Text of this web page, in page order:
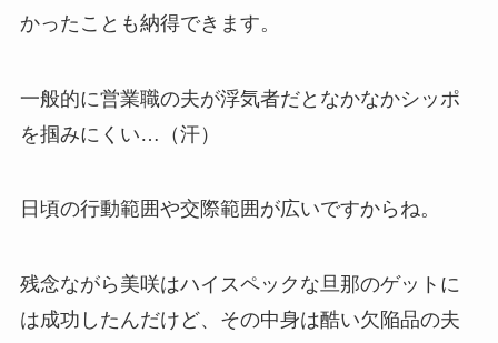
かったことも納得できます。
一般的に営業職の夫が浮気者だとなかなかシッポ
を掴みにくい…（汗）
日頃の行動範囲や交際範囲が広いですからね。
残念ながら美咲はハイスペックな旦那のゲットに
は成功したんだけど、その中身は酷い欠陥品の夫